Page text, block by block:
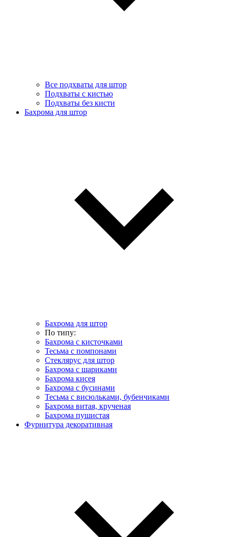
Все подхваты для штор
Подхваты с кистью
Подхваты без кисти
Бахрома для штор
Бахрома для штор
По типу:
Бахрома с кисточками
Тесьма с помпонами
Стеклярус для штор
Бахрома с шариками
Бахрома кисея
Бахрома с бусинами
Тесьма с висюльками, бубенчиками
Бахрома витая, крученая
Бахрома пушистая
Фурнитура декоративная